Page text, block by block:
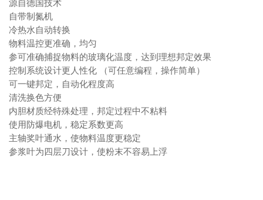
源自德国技术
自带制氮机
冷热水自动转换
物料温控更准确，均匀
参可准确捕捉物料的玻璃化温度，达到理想邦定效果
控制系统设计更人性化 （可任意编程，操作简单）
可一键邦定，自动化程度高
清洗换色方便
内胆材质经特殊处理，邦定过程中不粘料
使用防爆电机，稳定系数更高
主轴奖叶通水，使物料温度更稳定
参浆叶为四层刀设计，使粉末不容易上浮